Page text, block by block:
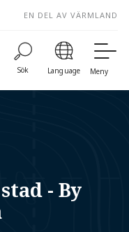
EN DEL AV VÄRMLAND
Sök Language Meny
- By